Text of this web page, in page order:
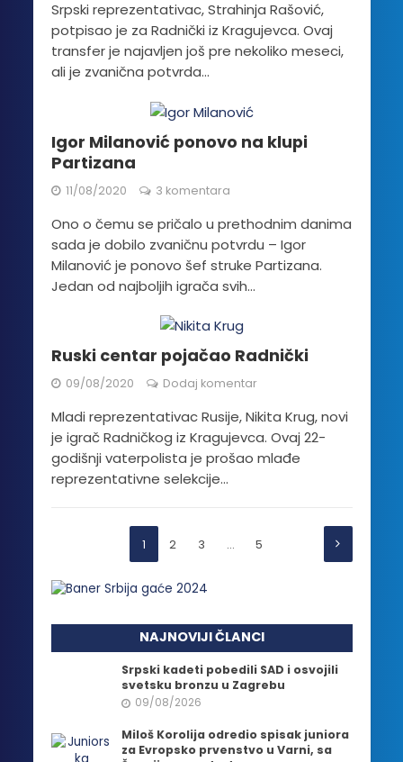
Srpski reprezentativac, Strahinja Rašović,
potpisao je za Radnički iz Kragujevca. Ovaj
transfer je najavljen još pre nekoliko meseci,
ali je zvanična potvrda...
Igor Milanović ponovo na klupi
Partizana
11/08/2020 3 komentara
Ono o čemu se pričalo u prethodnim danima
sada je dobilo zvaničnu potvrdu – Igor
Milanović je ponovo šef struke Partizana.
Jedan od najboljih igrača svih...
Ruski centar pojačao Radnički
09/08/2020 Dodaj komentar
Mladi reprezentativac Rusije, Nikita Krug, novi
je igrač Radničkog iz Kragujevca. Ovaj 22-
godišnji vaterpolista je prošao mlađe
reprezentativne selekcije...
1 2 3 … 5
NAJNOVIJI ČLANCI
Srpski kadeti pobedili SAD i osvojili
svetsku bronzu u Zagrebu
09/08/2026
Miloš Korolija odredio spisak juniora
za Evropsko prvenstvo u Varni, sa